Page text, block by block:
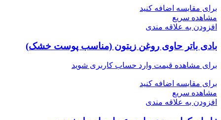
برای مقایسه اضافه کنید
مشاهده سریع
افزودن به علاقه مندی
بادی باتر حاوی روغن زیتون (مناسب پوست خشک)
برای مشاهده قیمت وارد حساب کاربری شوید
برای مقایسه اضافه کنید
مشاهده سریع
افزودن به علاقه مندی